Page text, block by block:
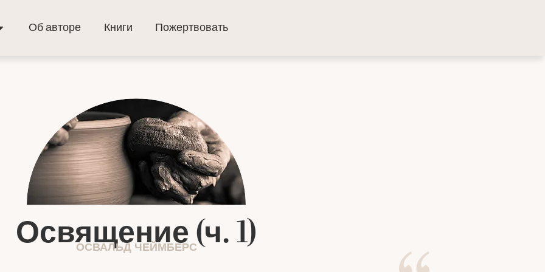
Об авторе Книги Пожертвовать
Освящение (ч. 1)
ОСВАЛЬД ЧЕЙМБЕРС